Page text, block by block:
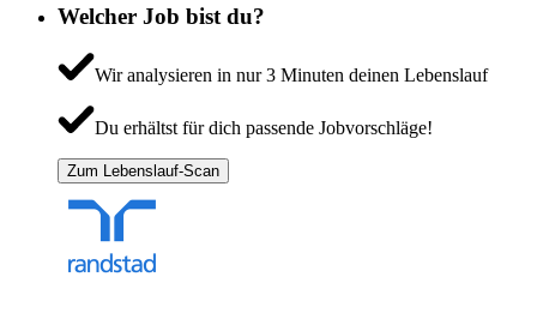
Welcher Job bist du?
Wir analysieren in nur 3 Minuten deinen Lebenslauf
Du erhältst für dich passende Jobvorschläge!
Zum Lebenslauf-Scan